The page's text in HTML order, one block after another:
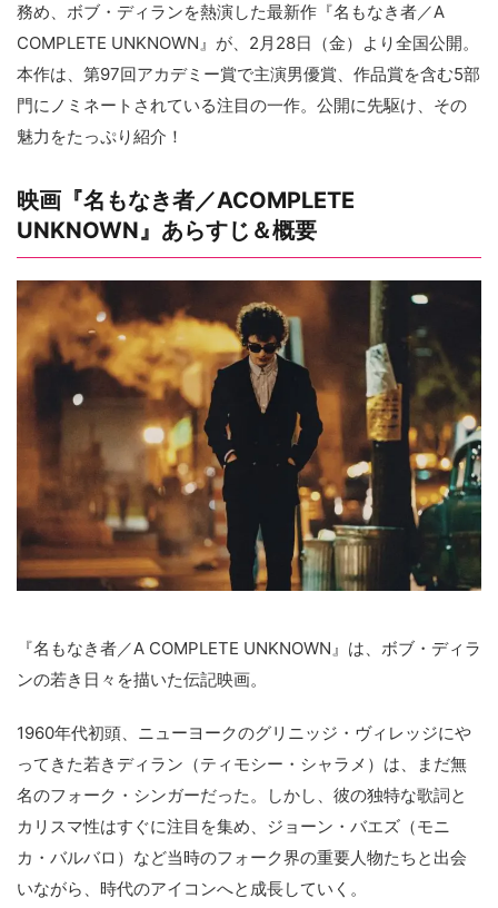
務め、ボブ・ディランを熱演した最新作『名もなき者／A
COMPLETE UNKNOWN』が、2月28日（金）より全国公開。
本作は、第97回アカデミー賞で主演男優賞、作品賞を含む5部
門にノミネートされている注目の一作。公開に先駆け、その
魅力をたっぷり紹介！
映画『名もなき者／ACOMPLETE
UNKNOWN』あらすじ＆概要
『名もなき者／A COMPLETE UNKNOWN』は、ボブ・ディラ
ンの若き日々を描いた伝記映画。
1960年代初頭、ニューヨークのグリニッジ・ヴィレッジにや
ってきた若きディラン（ティモシー・シャラメ）は、まだ無
名のフォーク・シンガーだった。しかし、彼の独特な歌詞と
カリスマ性はすぐに注目を集め、ジョーン・バエズ（モニ
カ・バルバロ）など当時のフォーク界の重要人物たちと出会
いながら、時代のアイコンへと成長していく。